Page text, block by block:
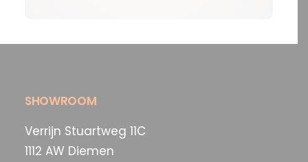
SHOWROOM
Verrijn Stuartweg 11C
1112 AW Diemen